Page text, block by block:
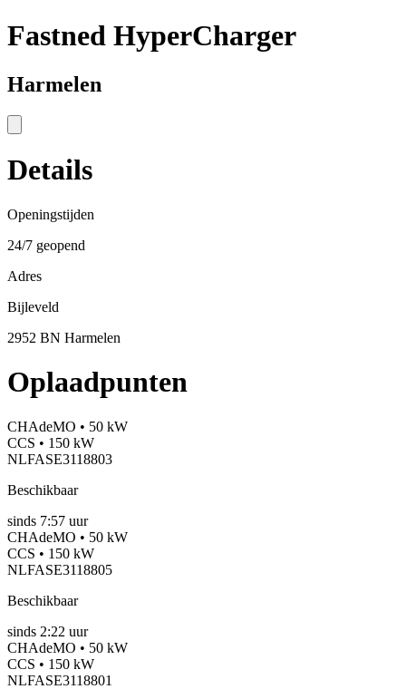
Fastned HyperCharger
Harmelen
Details
Openingstijden
24/7 geopend
Adres
Bijleveld
2952 BN Harmelen
Oplaadpunten
CHAdeMO • 50 kW
CCS • 150 kW
NLFASE3118803
Beschikbaar
sinds 7:57 uur
CHAdeMO • 50 kW
CCS • 150 kW
NLFASE3118805
Beschikbaar
sinds 2:22 uur
CHAdeMO • 50 kW
CCS • 150 kW
NLFASE3118801